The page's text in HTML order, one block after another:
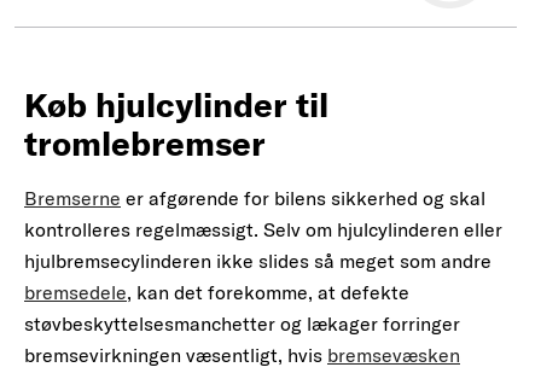
Køb hjulcylinder til
tromlebremser
Bremserne er afgørende for bilens sikkerhed og skal
kontrolleres regelmæssigt. Selv om hjulcylinderen eller
hjulbremsecylinderen ikke slides så meget som andre
bremsedele, kan det forekomme, at defekte
støvbeskyttelsesmanchetter og lækager forringer
bremsevirkningen væsentligt, hvis bremsevæsken